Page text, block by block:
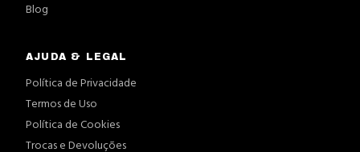
Blog
AJUDA & LEGAL
Política de Privacidade
Termos de Uso
Política de Cookies
Trocas e Devoluções